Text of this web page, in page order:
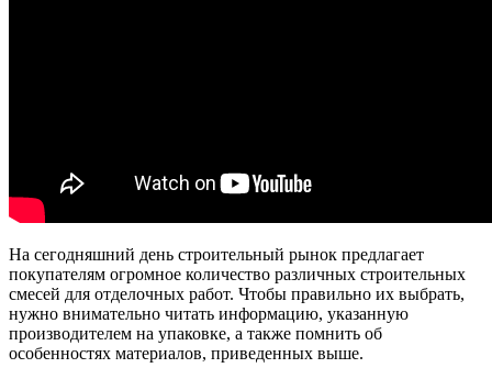
На сегодняшний день строительный рынок предлагает
покупателям огромное количество различных строительных
смесей для отделочных работ. Чтобы правильно их выбрать,
нужно внимательно читать информацию, указанную
производителем на упаковке, а также помнить об
особенностях материалов, приведенных выше.